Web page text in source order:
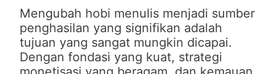
Mengubah hobi menulis menjadi sumber
penghasilan yang signifikan adalah
tujuan yang sangat mungkin dicapai.
Dengan fondasi yang kuat, strategi